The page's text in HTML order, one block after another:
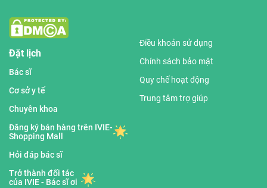
Đặt lịch
Bác sĩ
Cơ sở y tế
Chuyên khoa
Đăng ký bán hàng trên IVIE-
Shopping Mall
Hỏi đáp bác sĩ
Trở thành đối tác
của IVIE - Bác sĩ ơi
Điều khoản sử dụng
Chính sách bảo mật
Quy chế hoạt động
Trung tâm trợ giúp